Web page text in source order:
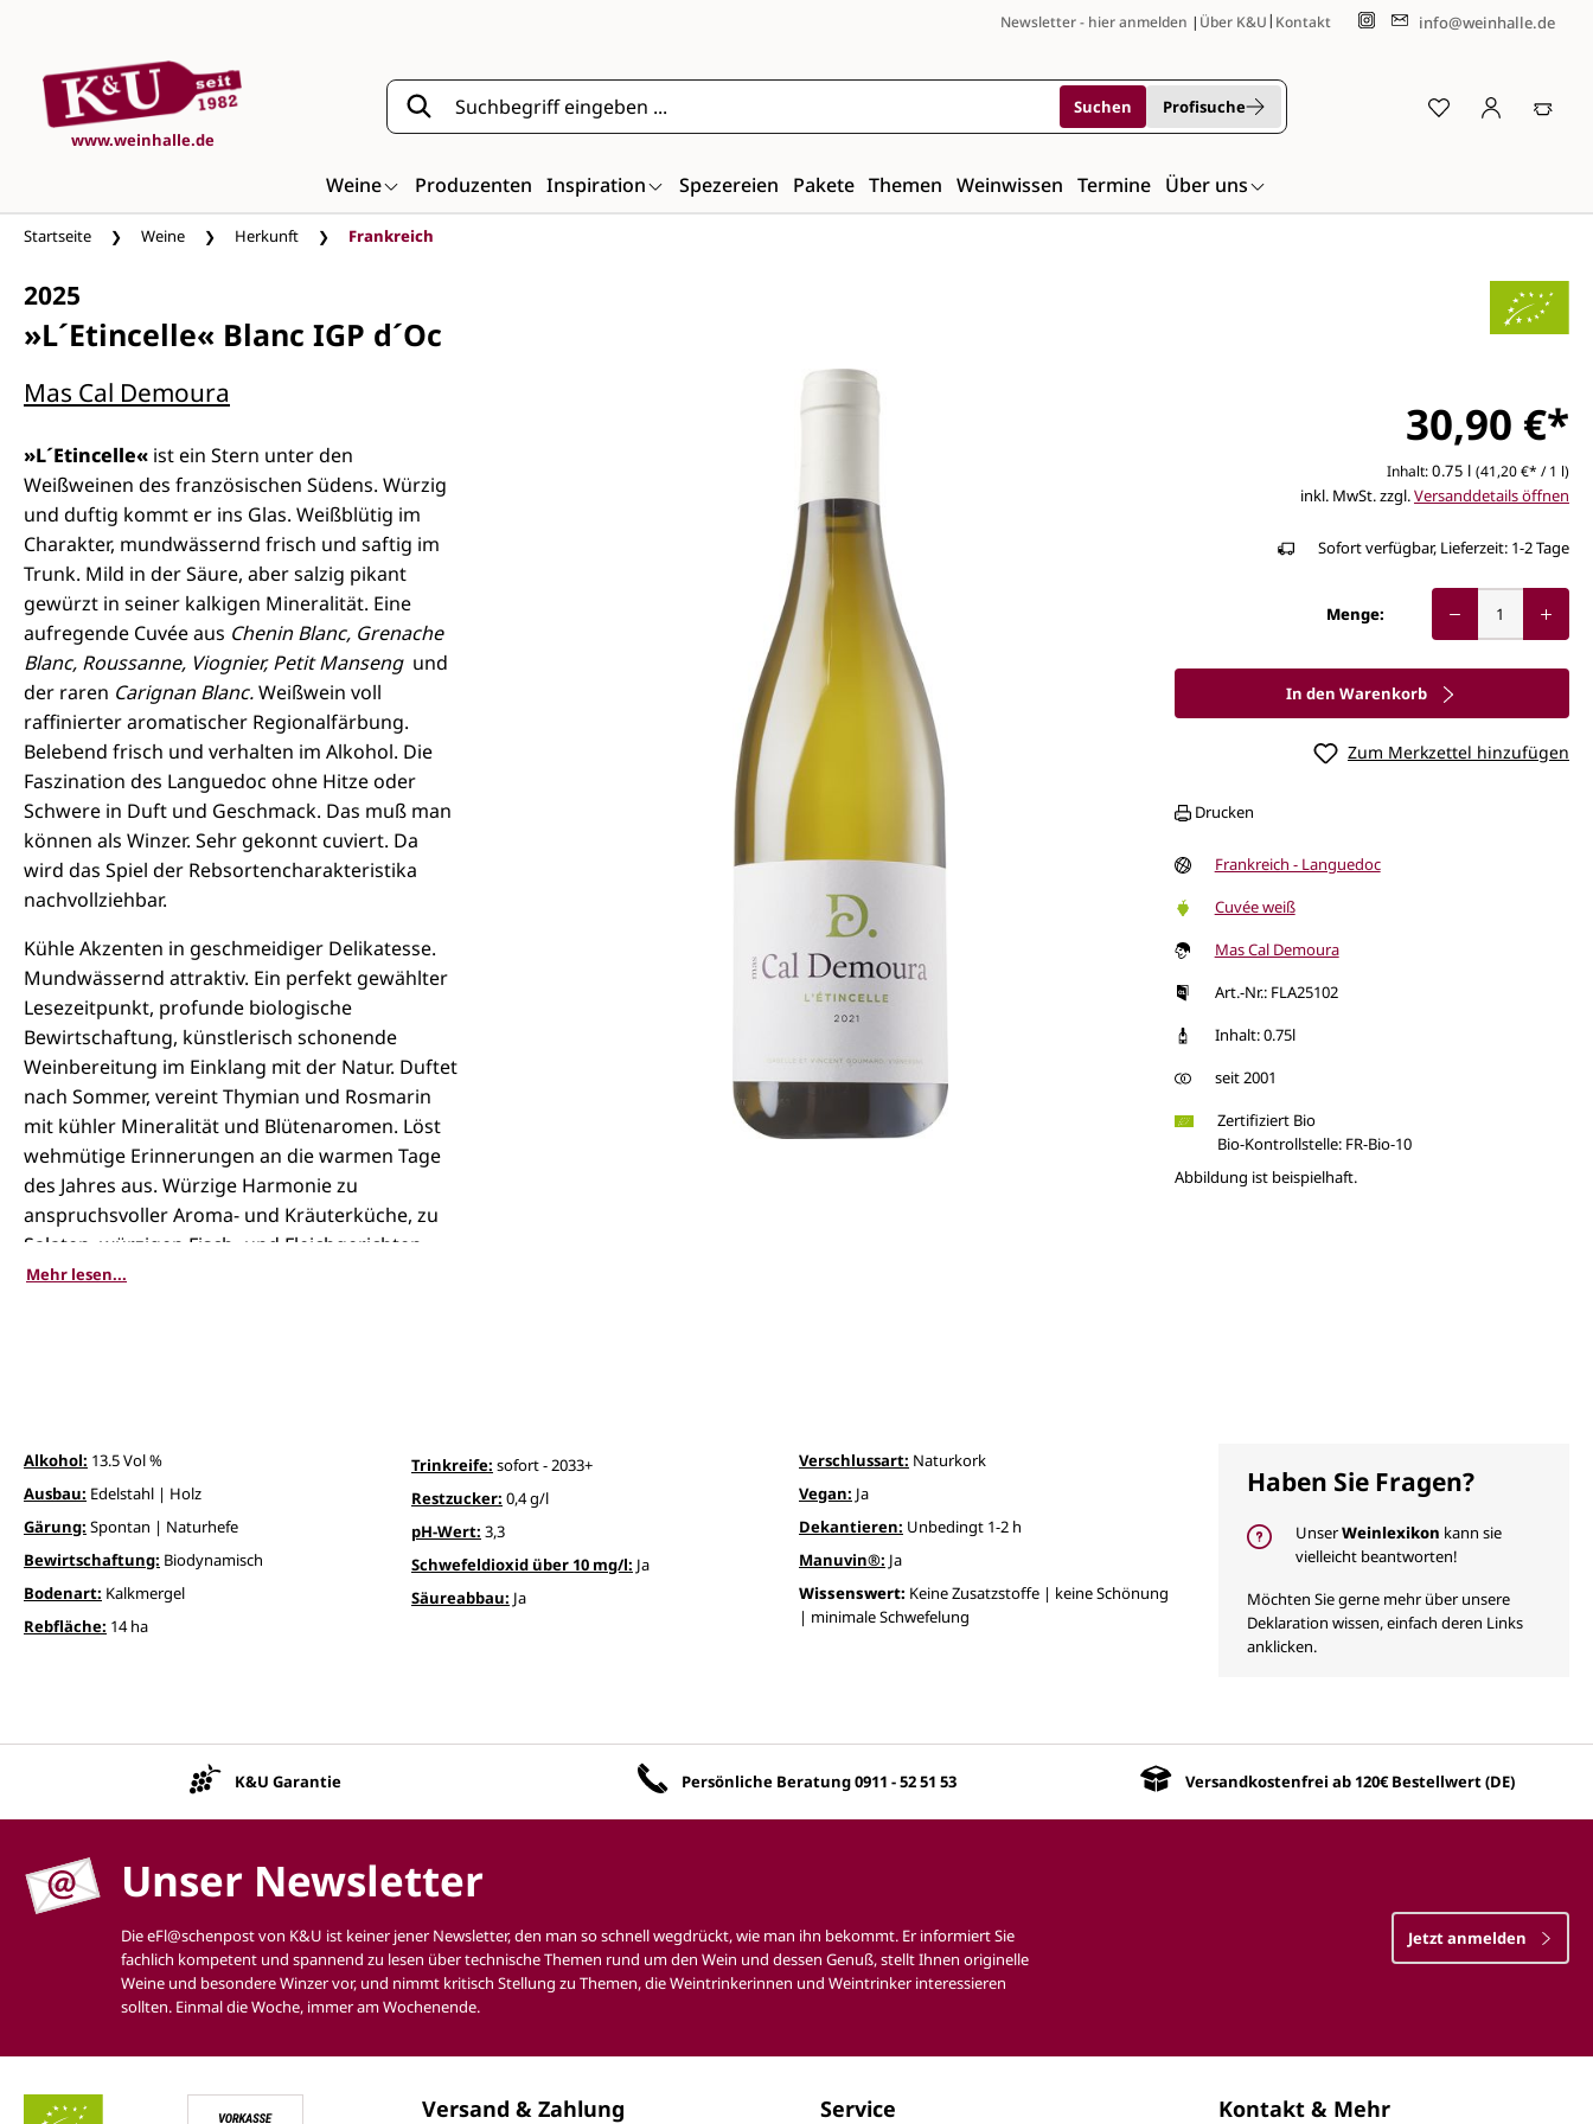
Newsletter - hier anmelden | Über K&U| Kontakt info@weinhalle.de
www.weinhalle.de
Suchen Profisuche
Weine Produzenten Inspiration Spezereien Pakete Themen Weinwissen Termine Über uns
Startseite Weine Herkunft Frankreich
2025
»L´Etincelle« Blanc IGP d´Oc
Mas Cal Demoura
»L´Etincelle« ist ein Stern unter den
Weißweinen des französischen Südens. Würzig
und duftig kommt er ins Glas. Weißblütig im
Charakter, mundwässernd frisch und saftig im
Trunk. Mild in der Säure, aber salzig pikant
gewürzt in seiner kalkigen Mineralität. Eine
aufregende Cuvée aus Chenin Blanc, Grenache
Blanc, Roussanne, Viognier, Petit Manseng und
der raren Carignan Blanc.Weißwein voll
raffinierter aromatischer Regionalfärbung.
Belebend frisch und verhalten im Alkohol. Die
Faszination des Languedoc ohne Hitze oder
Schwere in Duft und Geschmack. Das muß man
können als Winzer. Sehr gekonnt cuviert. Da
wird das Spiel der Rebsortencharakteristika
nachvollziehbar.
Kühle Akzenten in geschmeidiger Delikatesse.
Mundwässernd attraktiv. Ein perfekt gewählter
Lesezeitpunkt, profunde biologische
Bewirtschaftung, künstlerisch schonende
Weinbereitung im Einklang mit der Natur. Duftet
nach Sommer, vereint Thymian und Rosmarin
mit kühler Mineralität und Blütenaromen. Löst
wehmütige Erinnerungen an die warmen Tage
des Jahres aus. Würzige Harmonie zu
anspruchsvoller Aroma- und Kräuterküche, zu
Salaten, würzigen Fisch- und Fleichgerichten
vom Grill, zu Huhn und zu mediterranen Pasta-
Mehr lesen...
30,90 €*
Inhalt:0.75 l (41,20 €* / 1 l)
inkl. MwSt. zzgl.Versanddetails öffnen
Sofort verfügbar, Lieferzeit: 1-2 Tage
Menge:
In den Warenkorb
Zum Merkzettel hinzufügen
Drucken
Frankreich - Languedoc
Cuvée weiß
Mas Cal Demoura
Art.-Nr.: FLA25102
Inhalt: 0.75l
seit 2001
Zertifiziert Bio
Bio-Kontrollstelle: FR-Bio-10
Abbildung ist beispielhaft.
Alkohol: 13.5 Vol %
Ausbau: Edelstahl | Holz
Gärung: Spontan | Naturhefe
Bewirtschaftung: Biodynamisch
Bodenart: Kalkmergel
Rebfläche: 14 ha
Trinkreife: sofort - 2033+
Restzucker: 0,4 g/l
pH-Wert: 3,3
Schwefeldioxid über 10 mg/l: Ja
Säureabbau: Ja
Verschlussart: Naturkork
Vegan: Ja
Dekantieren: Unbedingt 1-2 h
Manuvin®: Ja
Wissenswert: Keine Zusatzstoffe | keine Schönung
| minimale Schwefelung
Haben Sie Fragen?
UnserWeinlexikon kann sie
vielleicht beantworten!
Möchten Sie gerne mehr über unsere
Deklaration wissen, einfach deren Links
anklicken.
Unsere Vorteile
K&U Garantie Persönliche Beratung0911 - 52 51 53 Versandkostenfrei ab 120€ Bestellwert (DE)
Unser Newsletter
Die eFl@schenpost von K&U ist keiner jener Newsletter, den man so schnell wegdrückt, wie man ihn bekommt. Er informiert Sie
fachlich kompetent und spannend zu lesen über technische Themen rund um den Wein und dessen Genuß, stellt Ihnen originelle
Weine und besondere Winzer vor, und nimmt kritisch Stellung zu Themen, die Weintrinkerinnen und Weintrinker interessieren
sollten. Einmal die Woche, immer am Wochenende.
Jetzt anmelden
Versand & Zahlung Service Kontakt & Mehr